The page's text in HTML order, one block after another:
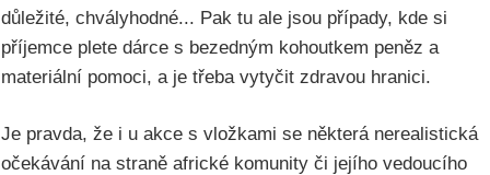
důležité, chvályhodné... Pak tu ale jsou případy, kde si
příjemce plete dárce s bezedným kohoutkem peněz a
materiální pomoci, a je třeba vytyčit zdravou hranici.
Je pravda, že i u akce s vložkami se některá nerealistická
očekávání na straně africké komunity či jejího vedoucího